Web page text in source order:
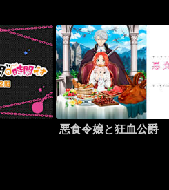
悪食令嬢と狂血公爵